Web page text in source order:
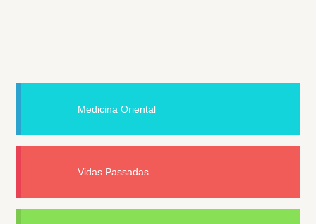
Medicina Oriental
Vidas Passadas